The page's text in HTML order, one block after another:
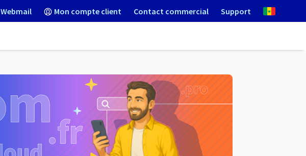
Webmail Mon compte client Contact commercial Support